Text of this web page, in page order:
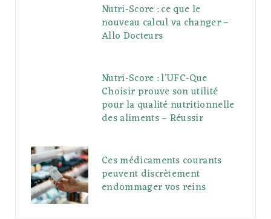
Nutri-Score : ce que le
nouveau calcul va changer –
Allo Docteurs
Nutri-Score : l’UFC-Que
Choisir prouve son utilité
pour la qualité nutritionnelle
des aliments – Réussir
Ces médicaments courants
peuvent discrètement
endommager vos reins